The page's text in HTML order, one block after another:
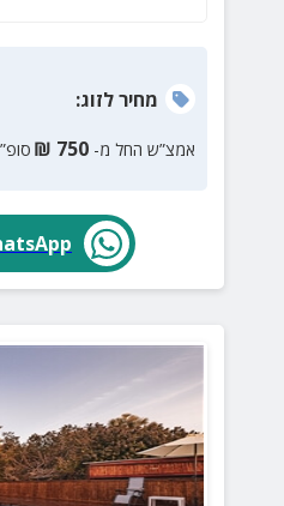
מחירלזוג:
אמצ”ש החל מ- 750
₪